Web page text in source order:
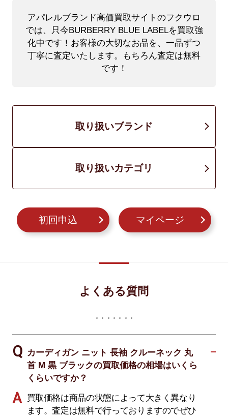
アパレルブランド高価買取サイトのフクウロ
では、只今BURBERRY BLUE LABELを買取強
化中です！ お客様の大切なお品を、一品ずつ
丁寧に査定いたします。もちろん査定は無料
です！
取り扱いブランド
取り扱いカテゴリ
初回申込 マイページ
よくある質問
カーディガン ニット 長袖 クルーネック 丸
首 M 黒 ブラックの買取価格の相場はいくら
くらいですか？
買取価格は商品の状態によって大きく異なり
ます。査定は無料で行っておりますのでぜひ